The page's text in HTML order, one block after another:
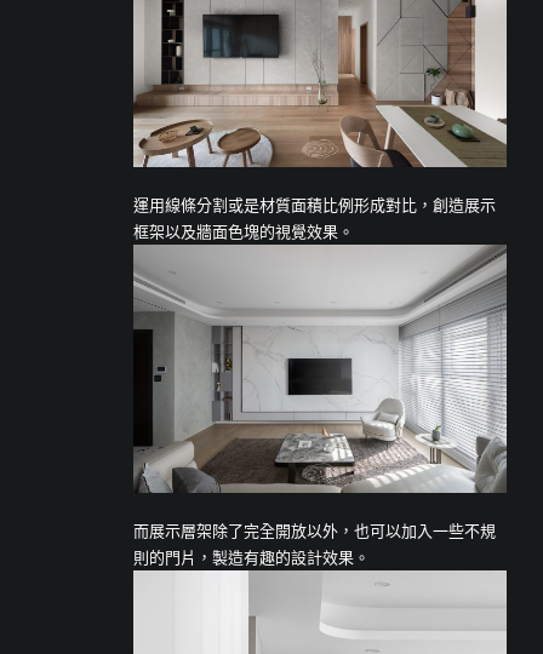
運用線條分割或是材質面積比例形成對比，創造展示
框架以及牆面色塊的視覺效果。
而展示層架除了完全開放以外，也可以加入一些不規
則的門片，製造有趣的設計效果。